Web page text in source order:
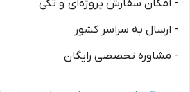
- امکان سفارش پروژه‌ای و تکی
- ارسال به سراسر کشور
- مشاوره تخصصی رایگان